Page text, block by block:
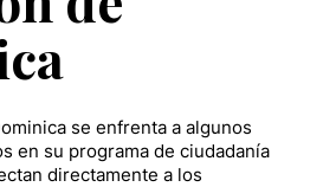
se enfrenta a algunos
en su programa de ciudadanía
directamente a los